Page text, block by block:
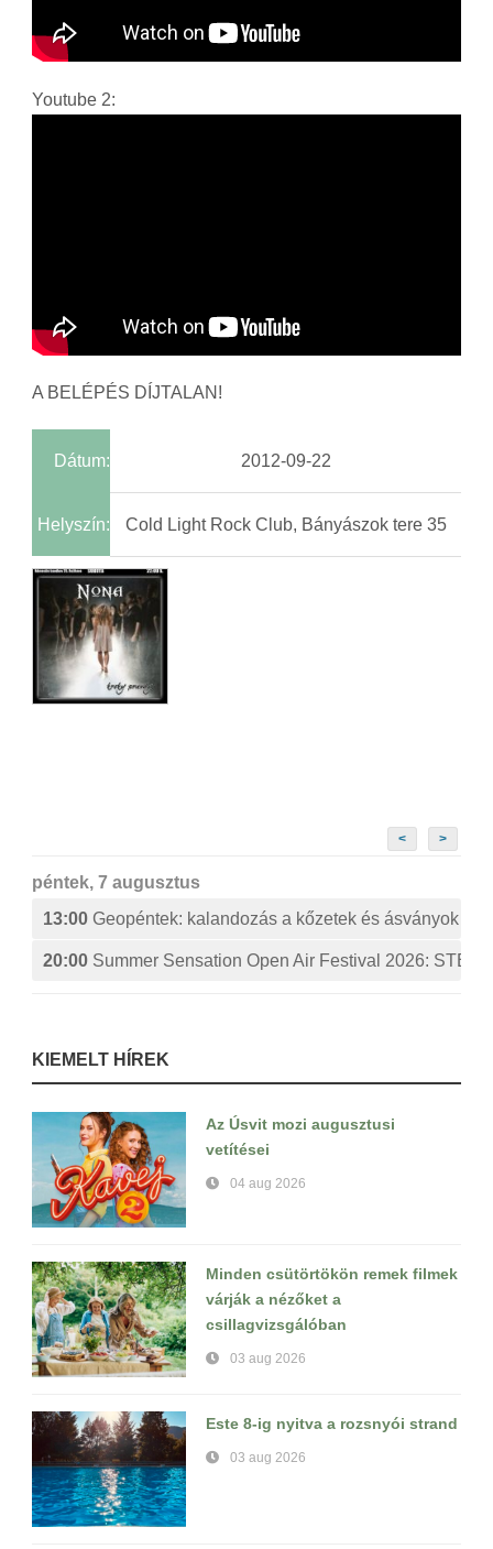
Youtube 2:
A BELÉPÉS DÍJTALAN!
Dátum: 2012-09-22
Helyszín: Cold Light Rock Club, Bányászok tere 35
< >
péntek, 7 augusztus
13:00 Geopéntek: kalandozás a kőzetek és ásványok
20:00 Summer Sensation Open Air Festival 2026:
KIEMELT HÍREK
Az Úsvit mozi augusztusi
vetítései
04 aug 2026
Minden csütörtökön remek filmek
várják a nézőket a
csillagvizsgálóban
03 aug 2026
Este 8-ig nyitva a rozsnyói strand
03 aug 2026